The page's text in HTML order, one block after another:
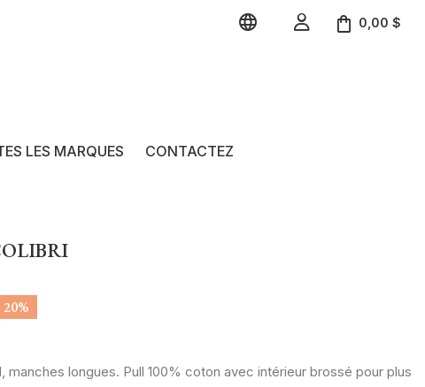
  0,00 $
LES MARQUES CONTACTEZ
manches longues. Pull 100% coton avec intérieur brossé pour plus